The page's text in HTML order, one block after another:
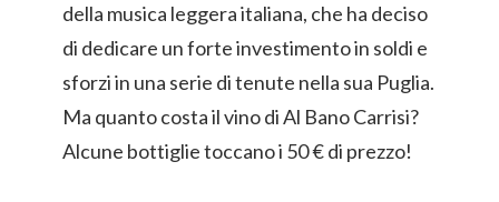
della musica leggera italiana, che ha deciso
di dedicare un forte investimento in soldi e
sforzi in una serie di tenute nella sua Puglia.
Ma quanto costa il vino di Al Bano Carrisi?
Alcune bottiglie toccano i 50 € di prezzo!